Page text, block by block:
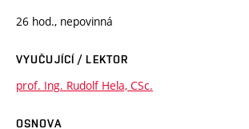
26 hod., nepovinná
VYUČUJÍCÍ / LEKTOR
prof. Ing. Rudolf Hela, CSc.
OSNOVA